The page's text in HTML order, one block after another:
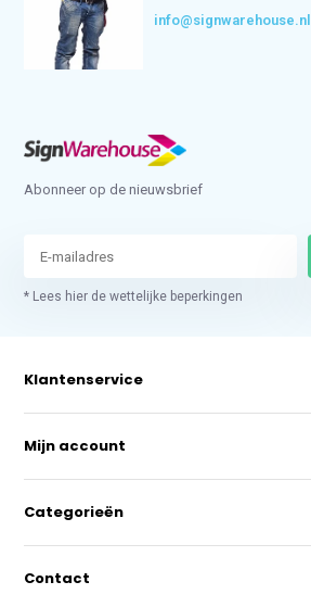
info@signwarehouse.nl
Abonneer op de nieuwsbrief
* Lees hier de wettelijke beperkingen
Klantenservice
Mijn account
Categorieën
Contact